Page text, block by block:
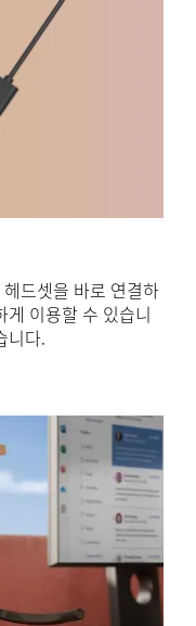
드셋을 바로 연결하
이용할 수 있습니
니다.